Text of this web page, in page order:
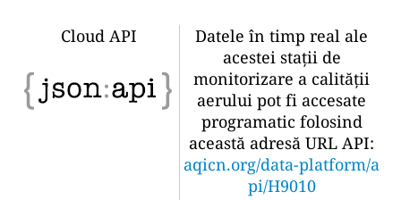
Cloud API
Datele în timp real ale
acestei stații de
monitorizare a calității
aerului pot fi accesate
programatic folosind
această adresă URL API:
aqicn.org/data-platform/a
pi/H9010